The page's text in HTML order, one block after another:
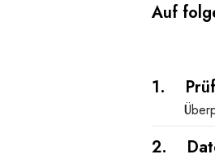
Auf
1.
2.